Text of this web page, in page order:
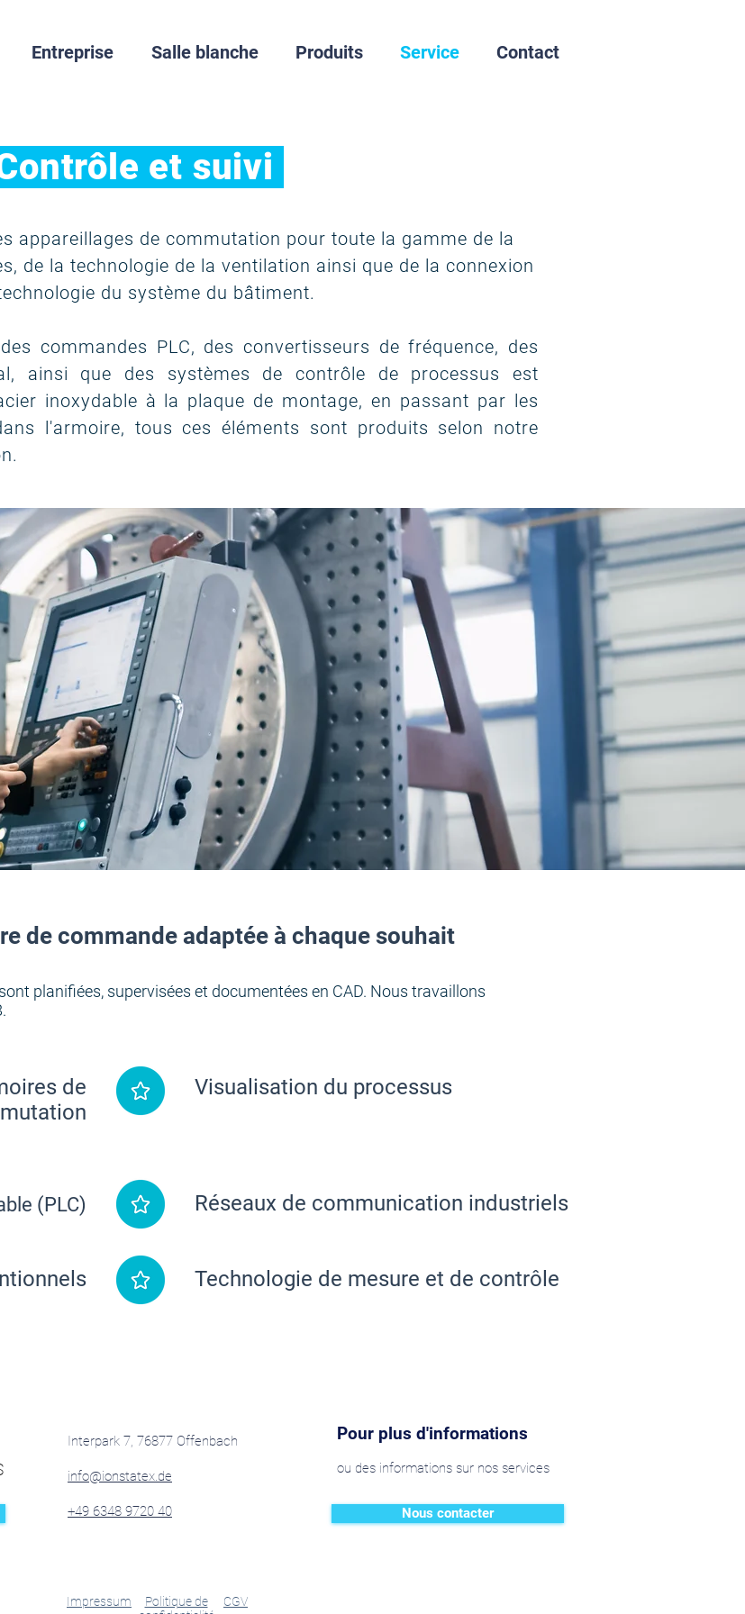
Entreprise Salle blanche Produits Service Contact
et suivi
appareillages de commutation pour toute la gamme de la
de la technologie de la ventilation ainsi que de la connexion
du système du bâtiment.
commandes PLC, des convertisseurs de fréquence, des
ainsi que des systèmes de contrôle de processus est
inoxydable à la plaque de montage, en passant par les
l'armoire, tous ces éléments sont produits selon notre
de commande adaptée à chaque souhait
planifiées, supervisées et documentées en CAD. Nous travaillons
de
Visualisation du processus
(PLC) Réseaux de communication industriels
Technologie de mesure et de contrôle
Interpark 7, 76877 Offenbach
info@ionstatex.de
+49 6348 9720 40
Impressum
Politique de
CGV
Pour plus d'informations
ou des informations sur nos services
Nous contacter